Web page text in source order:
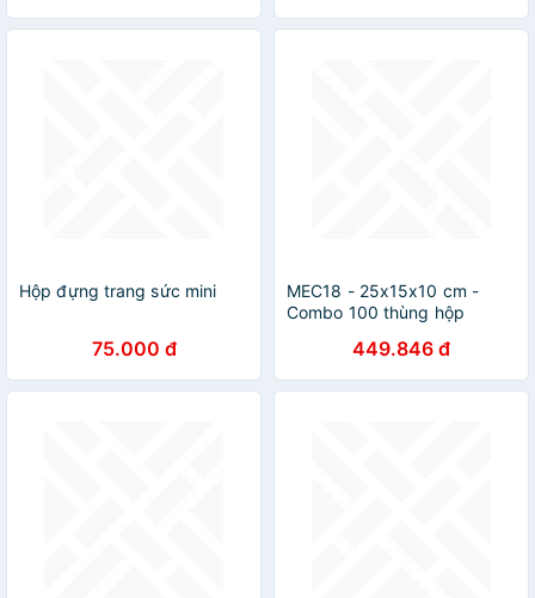
Hộp đựng trang sức mini
75.000 đ
MEC18 - 25x15x10 cm -
Combo 100 thùng hộp
449.846 đ